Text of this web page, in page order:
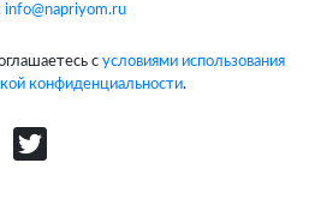
info@napriyom.ru
с условиями использования
конфиденциальности.